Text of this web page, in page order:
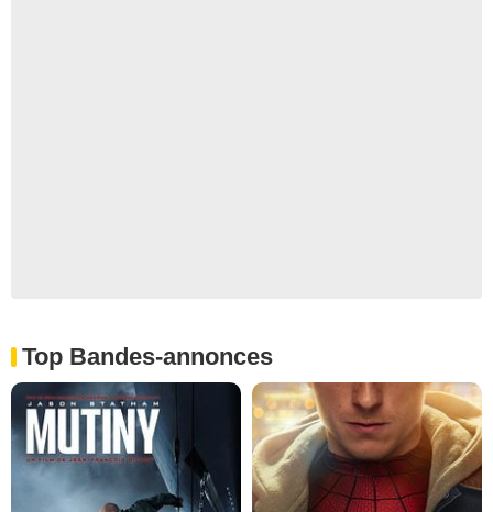
Top Bandes-annonces